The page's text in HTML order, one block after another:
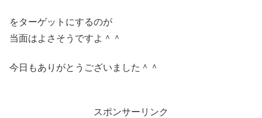
をターゲットにするのが
当面はよさそうですよ＾＾
今日もありがとうございました＾＾
スポンサーリンク